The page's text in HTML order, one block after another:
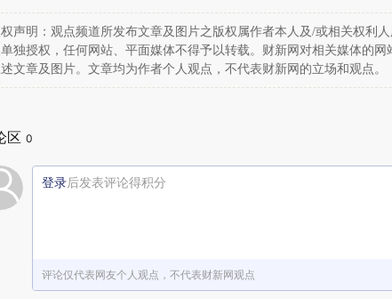
声明：观点频道所发布文章及图片之版权属作者本人及/或相关权利
单独授权，任何网站、平面媒体不得予以转载。财新网对相关媒体的
文章及图片。文章均为作者个人观点，不代表财新网的立场和观点。
区 0
登录后发表评论得积分
评论仅代表网友个人观点，不代表财新网观点